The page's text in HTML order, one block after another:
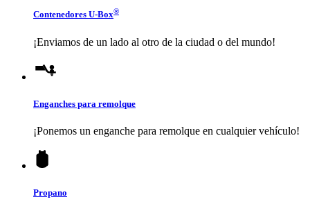
Contenedores U-Box®
¡Enviamos de un lado al otro de la ciudad o del mundo!
Enganches para remolque
¡Ponemos un enganche para remolque en cualquier vehículo!
Propano